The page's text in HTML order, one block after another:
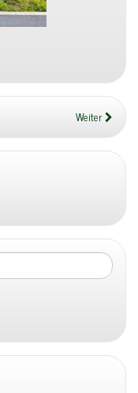
Weiter